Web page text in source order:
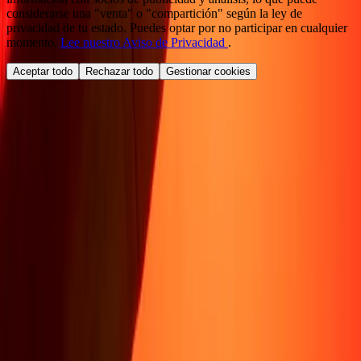
considerarse una "venta" o "compartición" según la ley de
privacidad de tu estado. Puedes optar por no participar en cualquier
momento. Lee nuestro Aviso de Privacidad .
Aceptar todo Rechazar todo Gestionar cookies